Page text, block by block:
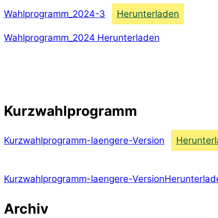
Wahlprogramm_2024-3 Herunterladen
Wahlprogramm_2024 Herunterladen
Kurzwahlprogramm
Kurzwahlprogramm-laengere-Version
Kurzwahlprogramm-laengere-
Archiv